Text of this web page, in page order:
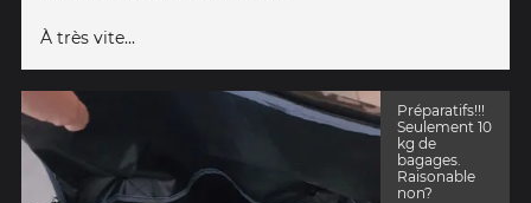
À très vite...
Préparatifs!!!
Seulement 10
kg de
bagages.
Raisonable
non?